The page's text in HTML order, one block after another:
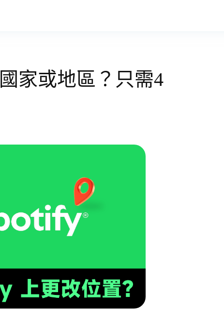
家或地區？只需4